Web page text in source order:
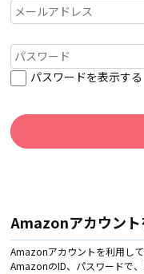
パスワードを表示する
Amazonアカウン
Amazonアカウントを利用し
AmazonのID、パスワードで